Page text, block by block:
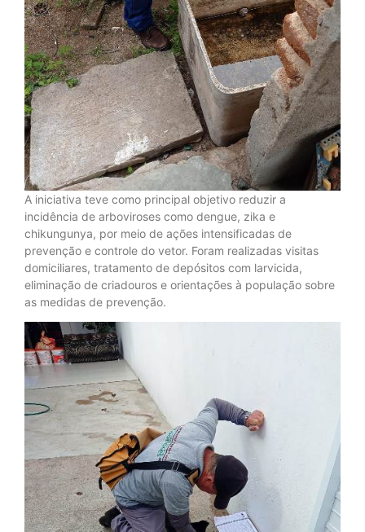
A iniciativa teve como principal objetivo reduzir a
incidência de arboviroses como dengue, zika e
chikungunya, por meio de ações intensificadas de
prevenção e controle do vetor. Foram realizadas visitas
domiciliares, tratamento de depósitos com larvicida,
eliminação de criadouros e orientações à população sobre
as medidas de prevenção.